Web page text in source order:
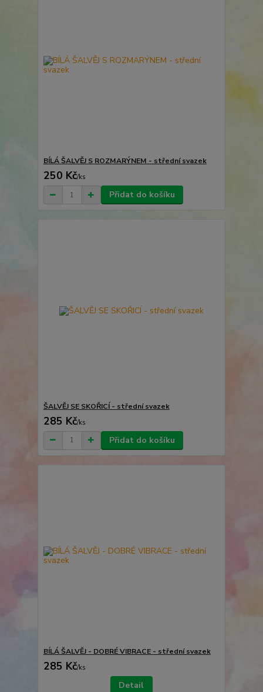
BÍLÁ ŠALVĚJ S ROZMARÝNEM - střední svazek
250 Kč/ks
Přidat do košíku
ŠALVĚJ SE SKOŘICÍ - střední svazek
285 Kč/ks
Přidat do košíku
BÍLÁ ŠALVĚJ - DOBRÉ VIBRACE - střední svazek
285 Kč/ks
Detail